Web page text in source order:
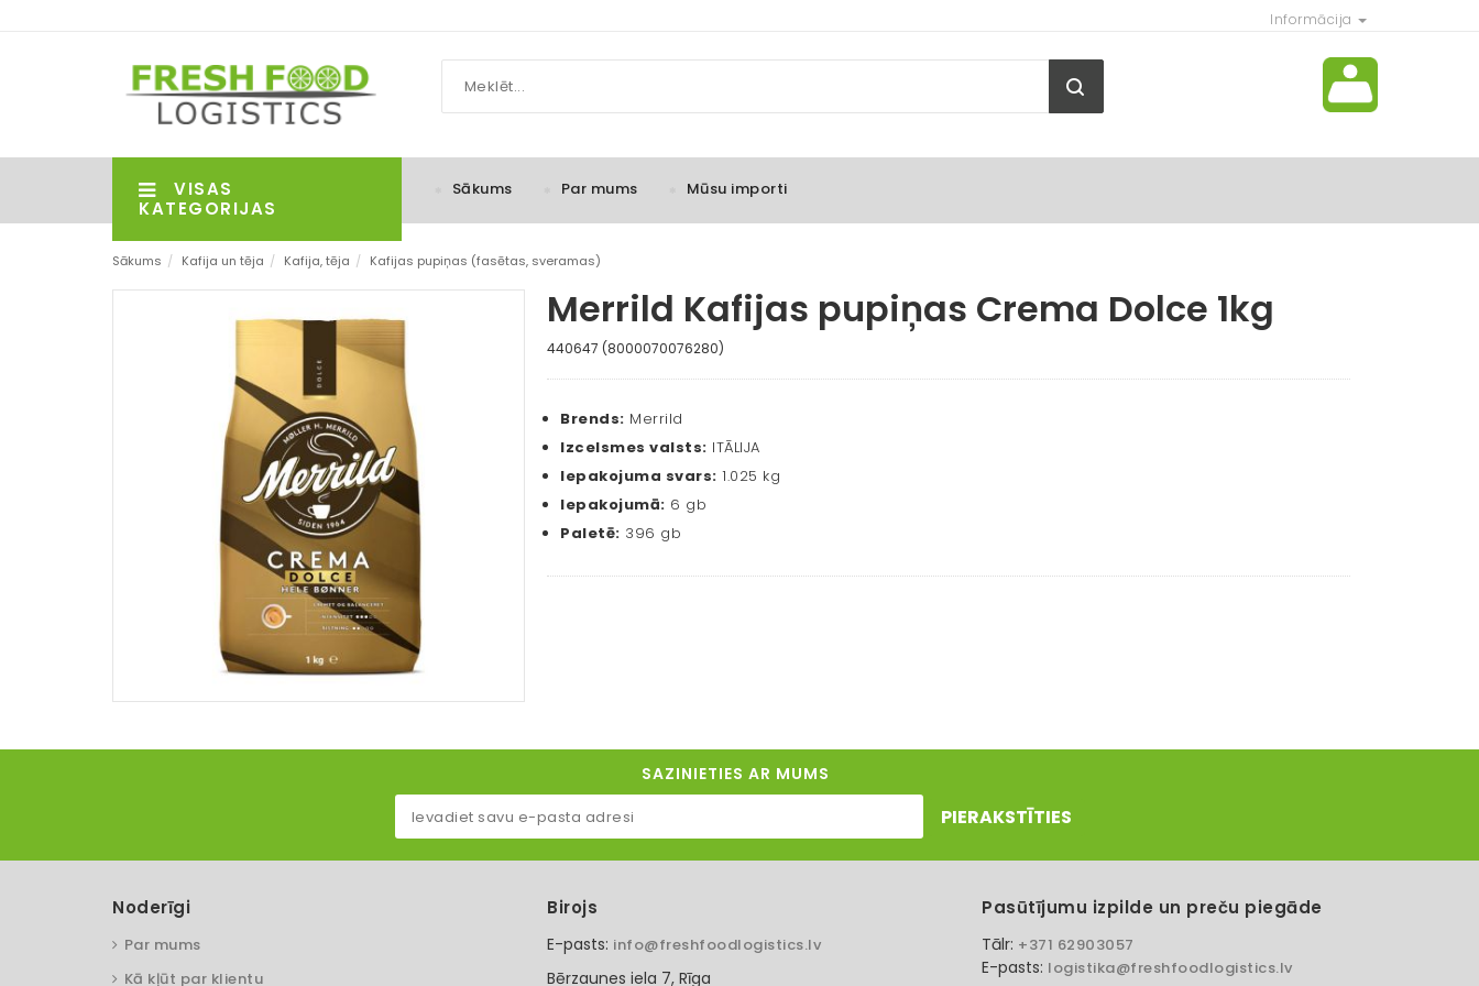
Informācija
VISAS
KATEGORIJAS
Sākums Par mums Mūsu importi
Sākums / Kafija un tēja / Kafija, tēja / Kafijas pupiņas (fasētas, sveramas)
Merrild Kafijas pupiņas Crema Dolce 1kg
440647 (8000070076280)
Brends: Merrild
Izcelsmes valsts: ITĀLIJA
Iepakojuma svars: 1.025 kg
Iepakojumā: 6 gb
Paletē: 396 gb
SAZINIETIES AR MUMS
PIERAKSTĪTIES
Noderīgi
Par mums
Kā kļūt par klientu
Birojs
E-pasts: info@freshfoodlogistics.lv
Bērzaunes iela 7, Rīga
Pasūtījumu izpilde un preču piegāde
Tālr: +371 62903057
E-pasts: logistika@freshfoodlogistics.lv